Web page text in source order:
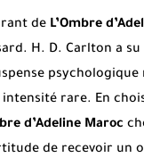
de L’Ombre
H. D. Carlton a
intensité rare. En
d’Adeline Maroc
de recevoir un